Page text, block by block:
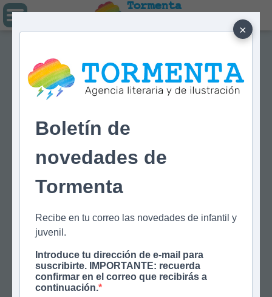
×
Boletín de
novedades de
Tormenta
Recibe en tu correo las novedades de infantil y
juvenil.
Introduce tu dirección de e-mail para
suscribirte. IMPORTANTE: recuerda
confirmar en el correo que recibirás a
continuación.
Tormenta